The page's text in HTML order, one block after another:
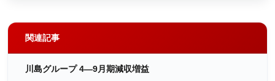
関連記事
川島グループ 4―9月期減収増益